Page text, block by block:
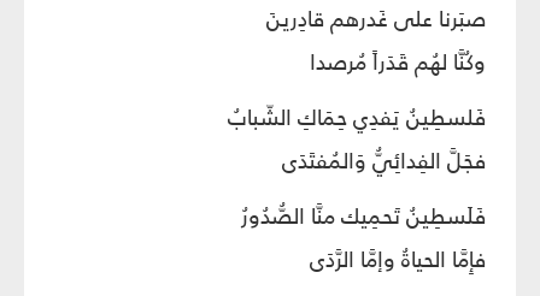
صبَرنا على غَدرهم قادِرينَ
وكُنَّا لهُم قَدَراً مُرصدا
فَلسطِينُ يَفدِي حِمَاكِ الشّبابُ
فجَلَّ الفِدائِيُّ وَالمُفتَدَى
فَلَسطِينُ تَحمِيك منَّا الصُّدُورُ
فإِمَّا الحياةُ وإمَّا الرَّدَى